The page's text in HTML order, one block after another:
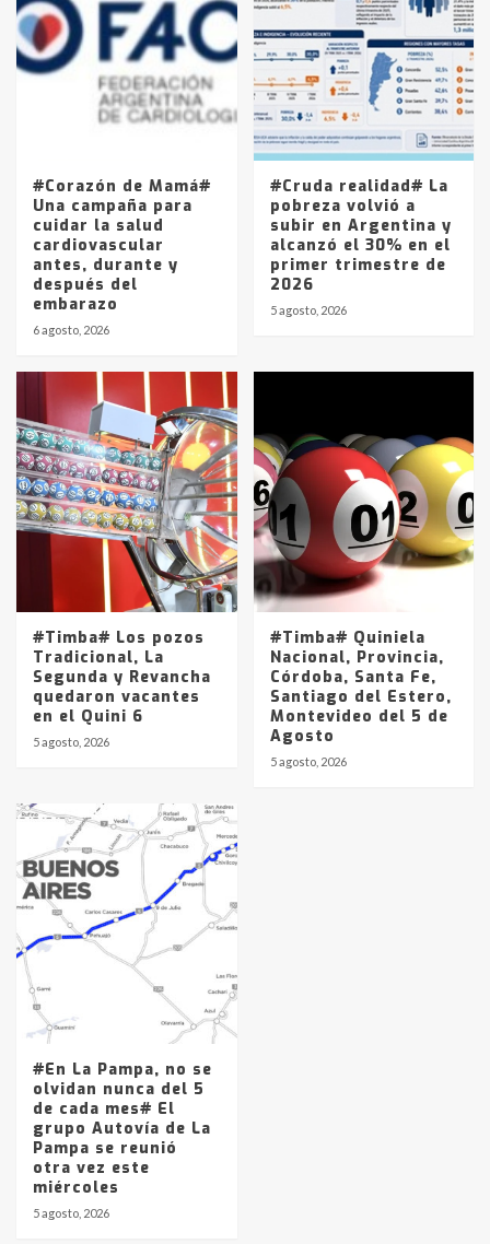
4
joven de Trenque Lauquen
Los precios de los combustibles en
La Pampa, desde YPF hasta Axion
entre 857 a 1338 pesos
#Corazón de Mamá#
Una campaña para
cuidar la salud
cardiovascular
antes, durante y
después del
embarazo
6 agosto, 2026
#Cruda realidad# La
pobreza volvió a
subir en Argentina y
alcanzó el 30% en el
primer trimestre de
2026
5 agosto, 2026
#Timba# Los pozos
Tradicional, La
Segunda y Revancha
quedaron vacantes
en el Quini 6
5 agosto, 2026
#Timba# Quiniela
Nacional, Provincia,
Córdoba, Santa Fe,
Santiago del Estero,
Montevideo del 5 de
Agosto
5 agosto, 2026
#En La Pampa, no se
olvidan nunca del 5
de cada mes# El
grupo Autovía de La
Pampa se reunió
otra vez este
miércoles
5 agosto, 2026